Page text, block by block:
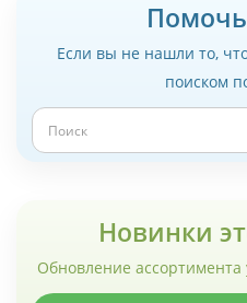
Если вы не нашли то,
поиском
Новинки
Обновление